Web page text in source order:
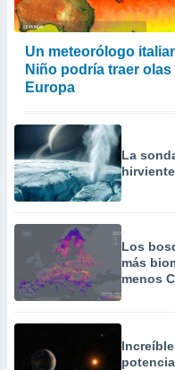
Un meteorólogo
Niño podría traer
Europa
La
Los
más
menos